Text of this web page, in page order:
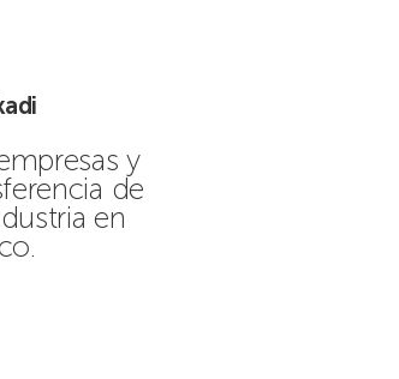
y
de
en